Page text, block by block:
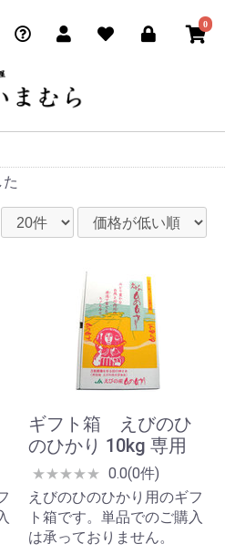
0
ギフト箱 えびのひ
のひかり 10kg 専用
★★★★★ 0.0(0件)
えびのひのひかり用のギフ
ト箱です。単品でのご購入
は承っておりません。